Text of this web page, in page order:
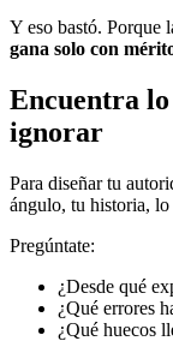
Y eso bastó. Porque
gana solo con
Encuentra lo
ignorar
Para diseñar tu
ángulo, tu historia, lo
Pregúntate:
¿Desde qué
¿Qué errores
¿Qué huecos